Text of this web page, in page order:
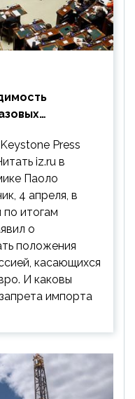
Press
iz.ru в
Паоло
4 апреля, в
итогам
о
положения
касающихся
И каковы
импорта